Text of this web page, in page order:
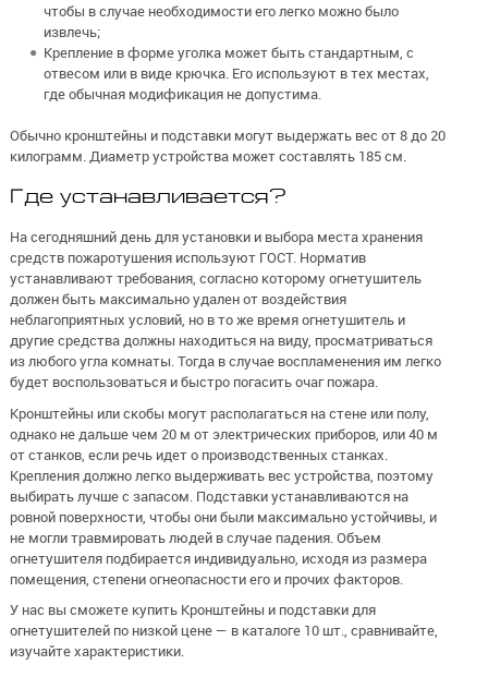
чтобы в случае необходимости его легко можно было
извлечь;
Крепление в форме уголка может быть стандартным, с
отвесом или в виде крючка. Его используют в тех местах,
где обычная модификация не допустима.
Обычно кронштейны и подставки могут выдержать вес от 8 до 20
килограмм. Диаметр устройства может составлять 185 см.
Где устанавливается?
На сегодняшний день для установки и выбора места хранения
средств пожаротушения используют ГОСТ. Норматив
устанавливают требования, согласно которому огнетушитель
должен быть максимально удален от воздействия
неблагоприятных условий, но в то же время огнетушитель и
другие средства должны находиться на виду, просматриваться
из любого угла комнаты. Тогда в случае воспламенения им легко
будет воспользоваться и быстро погасить очаг пожара.
Кронштейны или скобы могут располагаться на стене или полу,
однако не дальше чем 20 м от электрических приборов, или 40 м
от станков, если речь идет о производственных станках.
Крепления должно легко выдерживать вес устройства, поэтому
выбирать лучше с запасом. Подставки устанавливаются на
ровной поверхности, чтобы они были максимально устойчивы, и
не могли травмировать людей в случае падения. Объем
огнетушителя подбирается индивидуально, исходя из размера
помещения, степени огнеопасности его и прочих факторов.
У нас вы сможете купить Кронштейны и подставки для
огнетушителей по низкой цене — в каталоге 10 шт., сравнивайте,
изучайте характеристики.